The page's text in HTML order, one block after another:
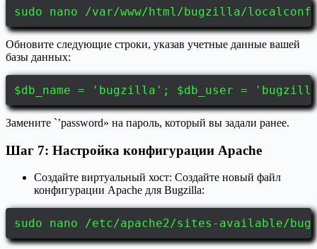
sudo nano /var/www/html/bugzilla/
Обновите следующие строки, указав учетные данные вашей
базы данных:
$db_name = 'bugzilla'; $db_user =
Замените `’password» на пароль, который вы задали ранее.
Шаг 7: Настройка конфигурации Apache
Создайте виртуальный хост: Создайте новый файл
конфигурации Apache для Bugzilla:
sudo nano /etc/apache2/sites-available/